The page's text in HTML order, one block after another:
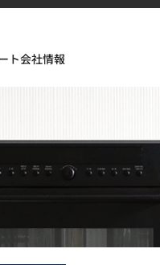
ト会社情報
デザイン提案をご覧く
そして HFLOR フロ